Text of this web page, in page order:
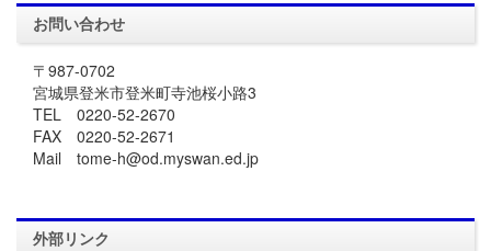
お問い合わせ
〒987-0702
宮城県登米市登米町寺池桜小路3
TEL 0220-52-2670
FAX 0220-52-2671
Mail tome-h@od.myswan.ed.jp
外部リンク